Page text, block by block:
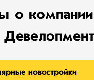
о
новостройки